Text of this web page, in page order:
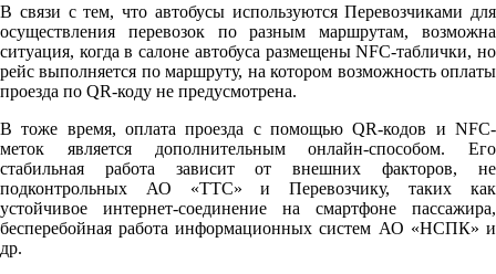
В связи с тем, что автобусы используются Перевозчиками для
осуществления перевозок по разным маршрутам, возможна
ситуация, когда в салоне автобуса размещены NFC-таблички, но
рейс выполняется по маршруту, на котором возможность оплаты
проезда по QR-коду не предусмотрена.
В тоже время, оплата проезда с помощью QR-кодов и NFC-
меток является дополнительным онлайн-способом. Его
стабильная работа зависит от внешних факторов, не
подконтрольных АО «ТТС» и Перевозчику, таких как
устойчивое интернет-соединение на смартфоне пассажира,
бесперебойная работа информационных систем АО «НСПК» и
др.